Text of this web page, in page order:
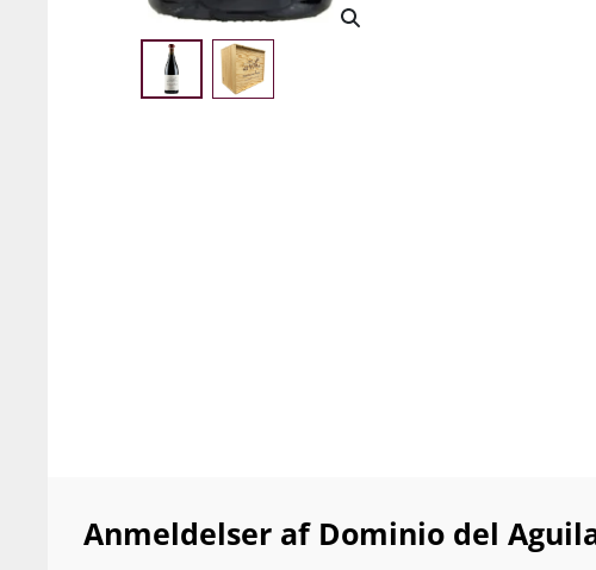
Anmeldelser af Dominio del